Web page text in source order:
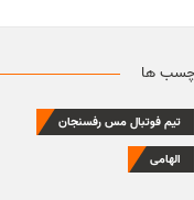
ها
تیم فوتبال مس رفسنجان
الهامی